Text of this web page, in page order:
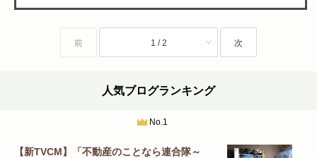
前 1 / 2 次
人気ブログランキング
No.1
【新TVCM】「不動産のことなら連合隊～